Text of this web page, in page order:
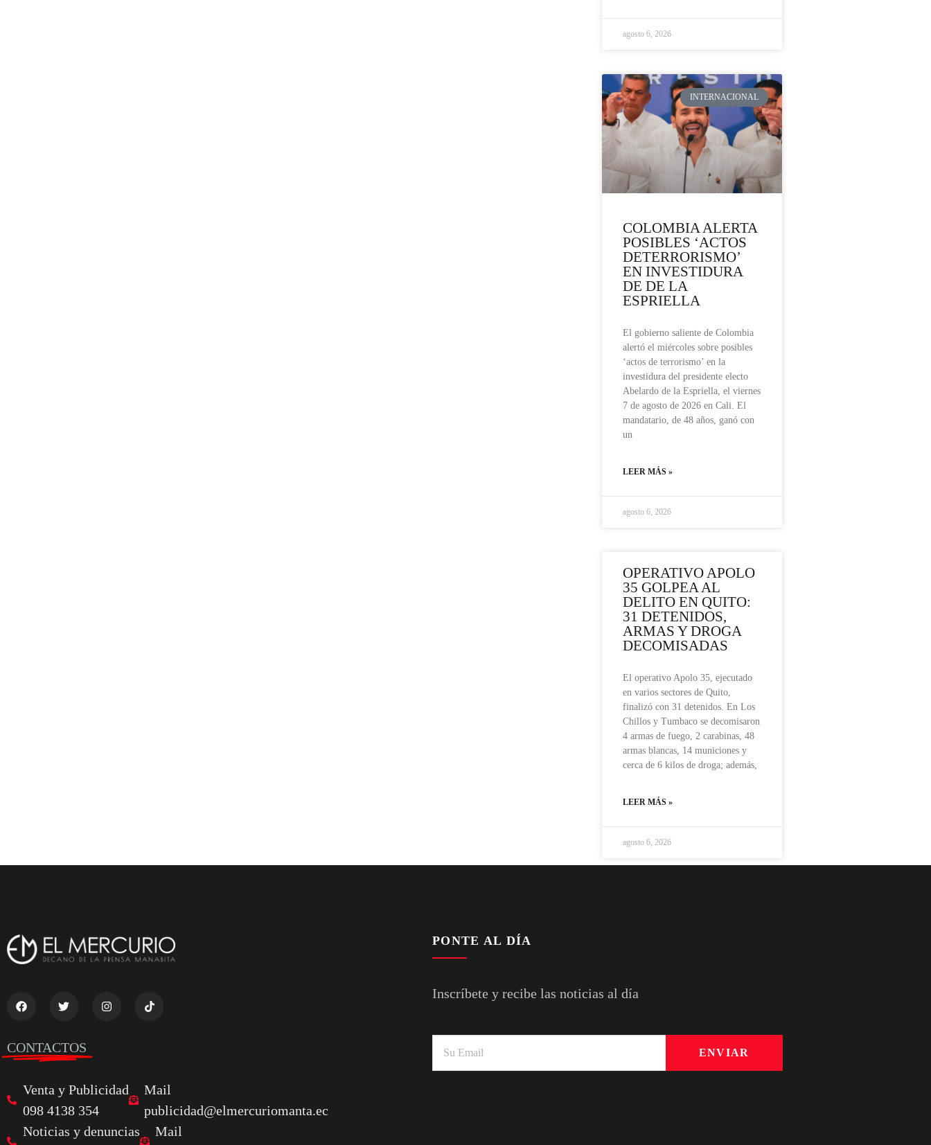
agosto 6, 2026
INTERNACIONAL
COLOMBIA ALERTA
POSIBLES ‘ACTOS
DETERRORISMO’
EN INVESTIDURA
DE DE LA
ESPRIELLA
El gobierno saliente de Colombia
alertó el miércoles sobre posibles
‘actos de terrorismo’ en la
investidura del presidente electo
Abelardo de la Espriella, el viernes
7 de agosto de 2026 en Cali. El
mandatario, de 48 años, ganó con
un
LEER MÁS »
agosto 6, 2026
OPERATIVO APOLO
35 GOLPEA AL
DELITO EN QUITO:
31 DETENIDOS,
ARMAS Y DROGA
DECOMISADAS
El operativo Apolo 35, ejecutado
en varios sectores de Quito,
finalizó con 31 detenidos. En Los
Chillos y Tumbaco se decomisaron
4 armas de fuego, 2 carabinas, 48
armas blancas, 14 municiones y
cerca de 6 kilos de droga; además,
LEER MÁS »
agosto 6, 2026
CONTACTOS
Venta y Publicidad
098 4138 354
Mail
publicidad@elmercuriomanta.ec
Noticias y denuncias
Mail
PONTE AL DÍA
Inscríbete y recibe las noticias al día
ENVIAR